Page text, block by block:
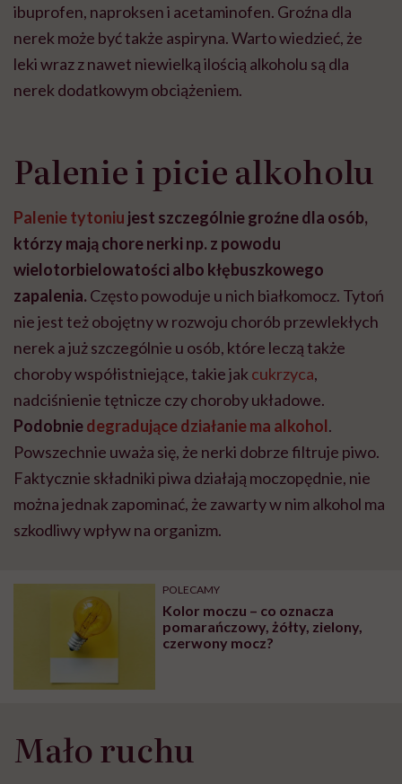
ibuprofen, naproksen i acetaminofen. Groźna dla
nerek może być także aspiryna. Warto wiedzieć, że
leki wraz z nawet niewielką ilością alkoholu są dla
nerek dodatkowym obciążeniem.
Palenie i picie alkoholu
Palenie tytoniu jest szczególnie groźne dla osób,
którzy mają chore nerki np. z powodu
wielotorbielowatości albo kłębuszkowego
zapalenia. Często powoduje u nich białkomocz. Tytoń
nie jest też obojętny w rozwoju chorób przewlekłych
nerek a już szczególnie u osób, które leczą także
choroby współistniejące, takie jak cukrzyca,
nadciśnienie tętnicze czy choroby układowe.
Podobniedegradujące działanie ma alkohol.
Powszechnie uważa się, że nerki dobrze filtruje piwo.
Faktycznie składniki piwa działają moczopędnie, nie
można jednak zapominać, że zawarty w nim alkohol ma
szkodliwy wpływ na organizm.
POLECAMY
Kolor moczu – co oznacza
pomarańczowy, żółty, zielony,
czerwony mocz?
Mało ruchu